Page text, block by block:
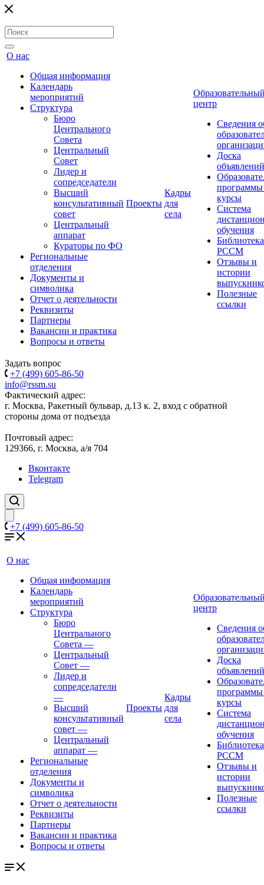
О нас
Общая информация
Календарь
мероприятий
Структура
Бюро
Центрального
Совета
Центральный
Совет
Лидер и
сопредседатели
Высший
консультативный
совет
Центральный
аппарат
Кураторы по ФО
Региональные
отделения
Документы и
символика
Отчет о деятельности
Реквизиты
Партнеры
Вакансии и практика
Вопросы и ответы
Проекты
Кадры
для
села
центр
Сведения
Доска
объявлений
курсы
Система
обучения
Библиотека
РССМ
Отзывы и
истории
Полезные
ссылки
Задать вопрос
+7 (499) 605-86-50
info@rssm.su
Фактический адрес:
г. Москва, Ракетный бульвар, д.13 к. 2, вход с обратной
стороны дома от подъезда
Почтовый адрес:
129366, г. Москва, а/я 704
Вконтакте
Telegram
+7 (499) 605-86-50
О нас
Общая информация
Календарь
мероприятий
Структура
Бюро
Центрального
Совета —
Центральный
Совет —
Лидер и
сопредседатели
—
Высший
консультативный
совет —
Центральный
аппарат —
Региональные
отделения
Документы и
символика
Отчет о деятельности
Реквизиты
Партнеры
Вакансии и практика
Вопросы и ответы
Проекты
Кадры
для
села
центр
Сведения
Доска
объявлений
курсы
Система
обучения
Библиотека
РССМ
Отзывы и
истории
Полезные
ссылки